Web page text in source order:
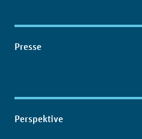
Presse
Perspektive